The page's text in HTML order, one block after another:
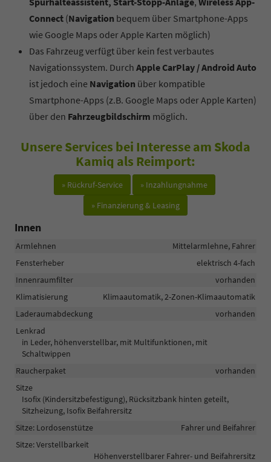
Connect (Navigation bequem über Smartphone-Apps
wie Google Maps oder Apple Karten möglich)
Das Fahrzeug verfügt über kein fest verbautes
Navigationssystem. Durch Apple CarPlay / Android Auto
ist jedoch eine Navigation über kompatible
Smartphone-Apps (z.B. Google Maps oder Apple Karten)
über den Fahrzeugbildschirm möglich.
Unsere Services bei Interesse am Skoda
Kamiq als Reimport:
» Rückruf-Service
» Inzahlungnahme
» Finanzierung & Leasing
Innen
Armlehnen
Mittelarmlehne, Fahrer
Fensterheber
elektrisch 4-fach
Innenraumfilter
vorhanden
Klimatisierung
Klimaautomatik, 2-Zonen-Klimaautomatik
Laderaumabdeckung
vorhanden
Lenkrad
in Leder, höhenverstellbar, mit Multifunktionen, mit
Schaltwippen
Raucherpaket
vorhanden
Sitze
Isofix (Kindersitzbefestigung), Rücksitzbank hinten geteilt,
Sitzheizung, Isofix Beifahrersitz
Sitze: Lordosenstütze
Fahrer und Beifahrer
Sitze: Verstellbarkeit
Höhenverstellbarer Fahrer- und Beifahrersitz